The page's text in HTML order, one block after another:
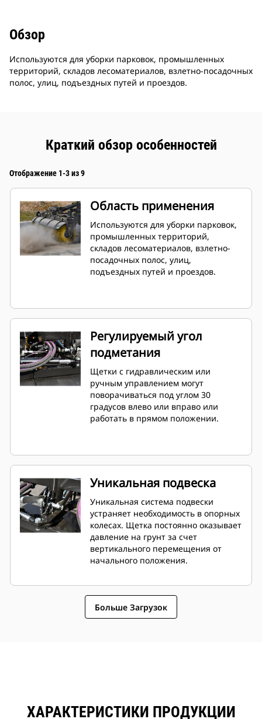
Обзор
Используются для уборки парковок, промышленных
территорий, складов лесоматериалов, взлетно-посадочных
полос, улиц, подъездных путей и проездов.
Краткий обзор особенностей
Отображение 1-3 из 9
Область применения
Используются для уборки парковок,
промышленных территорий,
складов лесоматериалов, взлетно-
посадочных полос, улиц,
подъездных путей и проездов.
Регулируемый угол
подметания
Щетки с гидравлическим или
ручным управлением могут
поворачиваться под углом 30
градусов влево или вправо или
работать в прямом положении.
Уникальная подвеска
Уникальная система подвески
устраняет необходимость в опорных
колесах. Щетка постоянно оказывает
давление на грунт за счет
вертикального перемещения от
начального положения.
Больше Загрузок
ХАРАКТЕРИСТИКИ ПРОДУКЦИИ